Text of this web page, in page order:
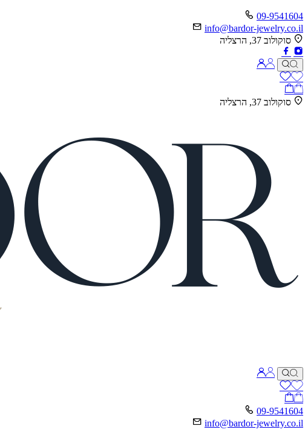
09-9541604
info@bardor-jewelry.co.il
סוקולוב 37, הרצליה
סוקולוב 37, הרצליה
09-9541604
info@bardor-jewelry.co.il